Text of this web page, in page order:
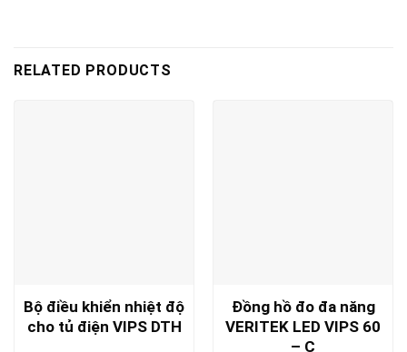
RELATED PRODUCTS
Bộ điều khiển nhiệt độ
cho tủ điện VIPS DTH
Đồng hồ đo đa năng
VERITEK LED VIPS 60
– C